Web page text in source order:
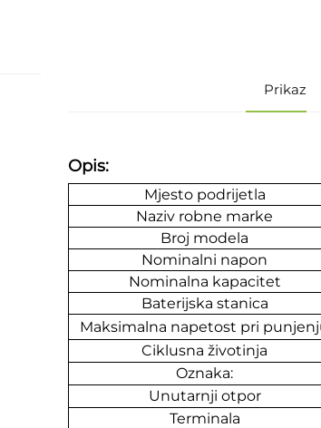
Prikaz
Opis:
Mjesto podrijetla
Naziv robne marke
Broj modela
Nominalni napon
Nominalna kapacitet
Baterijska stanica
Maksimalna napetost pri
Ciklusna životinja
Oznaka:
Unutarnji otpor
Terminala